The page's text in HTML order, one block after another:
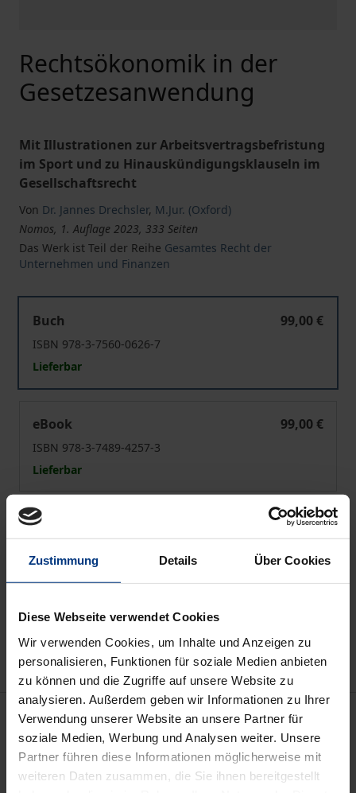
Zustimmung Details Über Cookies
Diese Webseite verwendet Cookies
Wir verwenden Cookies, um Inhalte und Anzeigen zu
personalisieren, Funktionen für soziale Medien anbieten
zu können und die Zugriffe auf unsere Website zu
analysieren. Außerdem geben wir Informationen zu Ihrer
Verwendung unserer Website an unsere Partner für
soziale Medien, Werbung und Analysen weiter. Unsere
Partner führen diese Informationen möglicherweise mit
weiteren Daten zusammen, die Sie ihnen bereitgestellt
Rechtsökonomik in der
Gesetzesanwendung
Mit Illustrationen zur Arbeitsvertragsbefristung
im Sport und zu Hinauskündigungsklauseln im
Gesellschaftsrecht
Von Dr. Jannes Drechsler, M.Jur. (Oxford)
Nomos, 1. Auflage 2023, 333 Seiten
Das Werk ist Teil der Reihe Gesamtes Recht der
Unternehmen und Finanzen
Buch
99,00 €
ISBN 978-3-7560-0626-7
Lieferbar
eBook
99,00 €
ISBN 978-3-7489-4257-3
Lieferbar
Preisangaben inkl. MwSt. Abhängig von der Lieferadresse
kann die MwSt. an der Kasse variieren.
In den Warenkorb
Zur Wunschliste hinzufügen
Beschreibung
Rechtsökonomik ist in der deutschen
Rechtswissenschaft mittlerweile zwar verbreitet,